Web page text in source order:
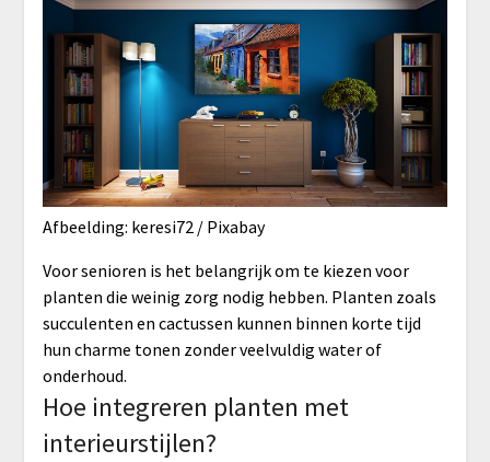
Afbeelding: keresi72 / Pixabay
Voor senioren is het belangrijk om te kiezen voor
planten die weinig zorg nodig hebben. Planten zoals
succulenten en cactussen kunnen binnen korte tijd
hun charme tonen zonder veelvuldig water of
onderhoud.
Hoe integreren planten met
interieurstijlen?